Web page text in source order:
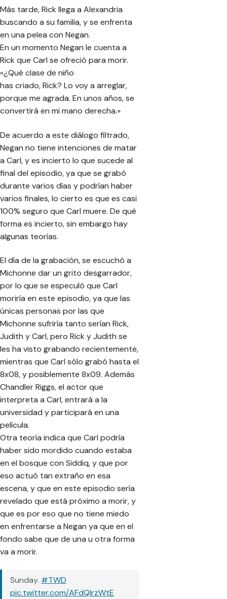
Más tarde, Rick llega a Alexandria
buscando a su familia, y se enfrenta
en una pelea con Negan.
En un momento Negan le cuenta a
Rick que Carl se ofreció para morir.
«¿Qué clase de niño
has criado, Rick? Lo voy a arreglar,
porque me agrada. En unos años, se
convertirá en mi mano derecha.»
De acuerdo a este diálogo filtrado,
Negan no tiene intenciones de matar
a Carl, y es incierto lo que sucede al
final del episodio, ya que se grabó
durante varios días y podrían haber
varios finales, lo cierto es que es casi
100% seguro que Carl muere. De qué
forma es incierto, sin embargo hay
algunas teorías.
El día de la grabación, se escuchó a
Michonne dar un grito desgarrador,
por lo que se especuló que Carl
moriría en este episodio, ya que las
únicas personas por las que
Michonne sufriría tanto serían Rick,
Judith y Carl, pero Rick y Judith se
les ha visto grabando recientemente,
mientras que Carl sólo grabó hasta el
8x08, y posiblemente 8x09. Además
Chandler Riggs, el actor que
interpreta a Carl, entrará a la
universidad y participará en una
película.
Otra teoría indica que Carl podría
haber sido mordido cuando estaba
en el bosque con Siddiq, y que por
eso actuó tan extraño en esa
escena, y que en este episodio sería
revelado que está próximo a morir, y
que es por eso que no tiene miedo
en enfrentarse a Negan ya que en el
fondo sabe que de una u otra forma
va a morir.
Sunday. #TWD
pic.twitter.com/AFdQlrzWtE